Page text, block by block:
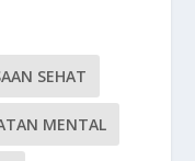
SEHAT
MENTAL